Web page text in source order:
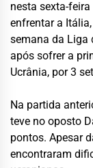
nesta sexta-
enfrentar a
semana da Liga
após sofrer a
Ucrânia, por 3
Na partida
teve no oposto
pontos. Apesar
encontraram